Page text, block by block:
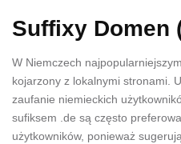
Suffixy Domen
W Niemczech
kojarzony z lokalnymi stronami.
zaufanie niemieckich
sufiksem .de są często
użytkowników, ponieważ